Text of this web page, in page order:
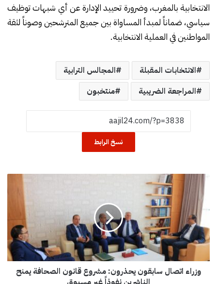
الانتخابية بالمغرب، وضرورة تحييد الإدارة عن أي شبهات توظيف
سياسي، ضماناً لمبدأ المساواة بين جميع المترشحين وصوناً لثقة
المواطنين في العملية الانتخابية.
الانتخابات المقبلة
المجالس الترابية
المراجعة الضريبية
منتخبون
نسخ الرابط
ا
ا
ت
ص
ا
وزراء اتصال سابقون يحذرون: مشروع قانون الصحافة يمنح